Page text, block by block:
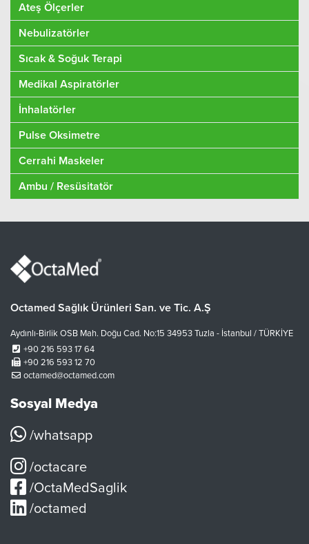
Ateş Ölçerler
Nebulizatörler
Sıcak & Soğuk Terapi
Medikal Aspiratörler
İnhalatörler
Pulse Oksimetre
Cerrahi Maskeler
Ambu / Resüsitatör
Octamed Sağlık Ürünleri San. ve Tic. A.Ş
Aydınlı-Birlik OSB Mah. Doğu Cad. No:15 34953 Tuzla - İstanbul / TÜRKİYE
+90 216 593 17 64
+90 216 593 12 70
octamed@octamed.com
Sosyal Medya
/whatsapp
/octacare
/OctaMedSaglik
/octamed